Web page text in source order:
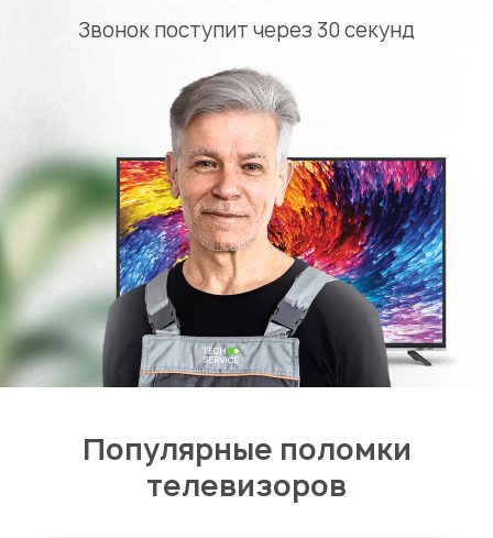
Звонок поступит через 30 секунд
Популярные поломки
телевизоров